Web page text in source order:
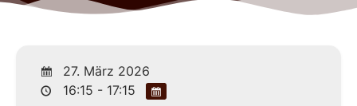
27. März 2026
16:15 - 17:15